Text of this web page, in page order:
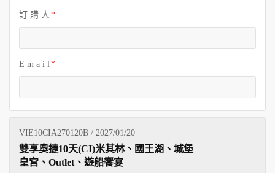
訂 購 人
E m a i l
VIE10CIA270120B / 2027/01/20
雙享奧捷10天(CI)米其林、國王湖、城堡
皇宮、Outlet、遊船饗宴